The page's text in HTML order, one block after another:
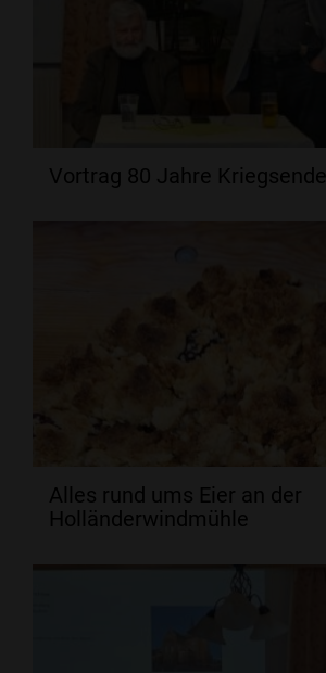
Vortrag 80 Jahre Kriegsende
Alles rund ums Eier an der
Holländerwindmühle